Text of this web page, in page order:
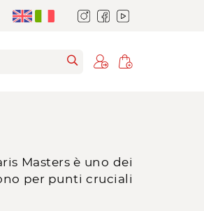
Masters è uno dei
per punti cruciali